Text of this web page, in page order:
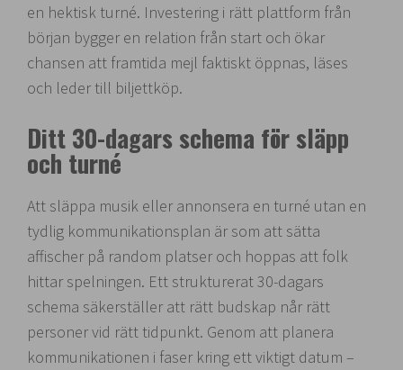
en hektisk turné. Investering i rätt plattform från
början bygger en relation från start och ökar
chansen att framtida mejl faktiskt öppnas, läses
och leder till biljettköp.
Ditt 30-dagars schema för släpp
och turné
Att släppa musik eller annonsera en turné utan en
tydlig kommunikationsplan är som att sätta
affischer på random platser och hoppas att folk
hittar spelningen. Ett strukturerat 30-dagars
schema säkerställer att rätt budskap når rätt
personer vid rätt tidpunkt. Genom att planera
kommunikationen i faser kring ett viktigt datum –